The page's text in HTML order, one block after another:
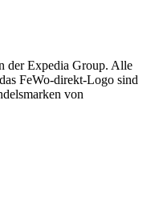
der Expedia Group. Alle
FeWo-direkt-Logo sind
von